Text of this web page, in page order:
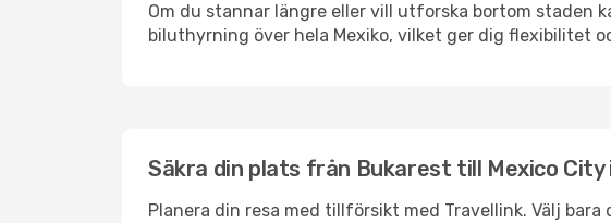
Om du stannar längre eller vill utforska bortom staden
biluthyrning över hela Mexiko, vilket ger dig flexibilitet
Säkra din plats från Bukarest till Mexico City
Planera din resa med tillförsikt med Travellink. Välj